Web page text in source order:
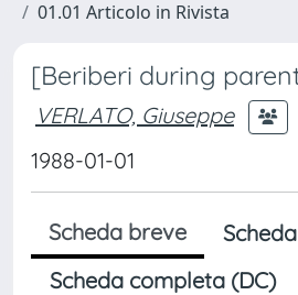
01.01 Articolo in Rivista
[Beriberi during
VERLATO, Giuseppe
1988-01-01
Scheda breve
Scheda completa (DC)